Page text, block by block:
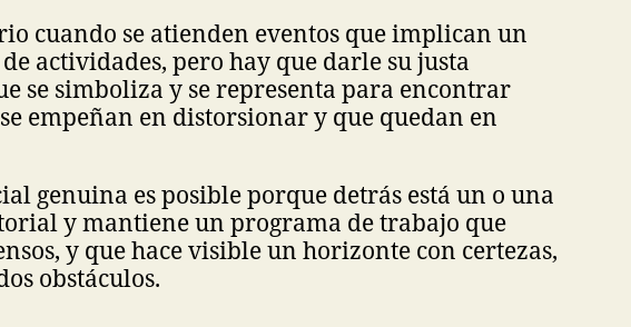
cuando se atienden eventos que implican un
actividades, pero hay que darle su justa
se simboliza y se representa para encontrar
empeñan en distorsionar y que quedan en
genuina es posible porque detrás está un o una
y mantiene un programa de trabajo que
y que hace visible un horizonte con certezas,
obstáculos.